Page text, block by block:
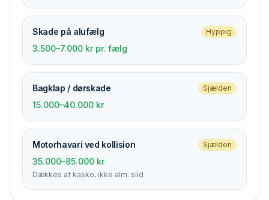
Skade på alufælg Hyppig
3.500–7.000 kr pr. fælg
Bagklap / dørskade Sjælden
15.000–40.000 kr
Motorhavari ved kollision Sjælden
35.000–85.000 kr
Dækkes af kasko, ikke alm. slid